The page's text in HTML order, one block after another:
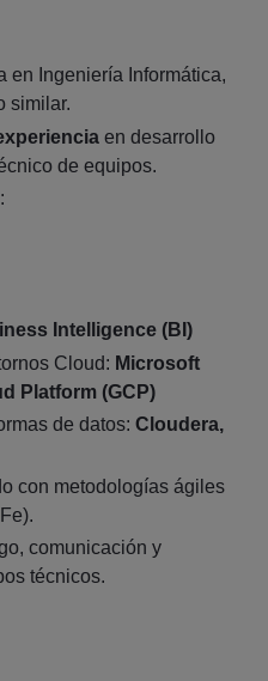
en Ingeniería Informática,
similar.
en desarrollo
de equipos.
Intelligence (BI)
Cloud: Microsoft
Platform (GCP)
de datos: Cloudera,
con metodologías ágiles
comunicación y
técnicos.